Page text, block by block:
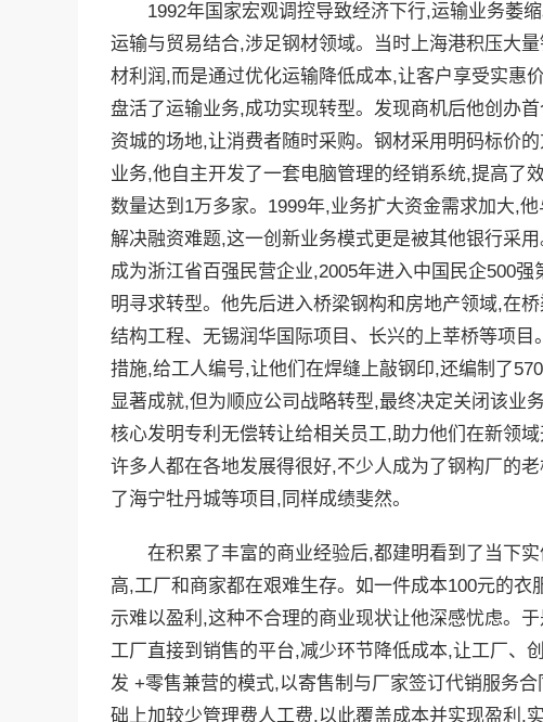
1992年国家宏观调控导致经济下行,运输业务萎
运输与贸易结合,涉足钢材领域。当时上海港积压大
材利润,而是通过优化运输降低成本,让客户享受实惠
盘活了运输业务,成功实现转型。发现商机后他创办
资城的场地,让消费者随时采购。钢材采用明码标价
业务,他自主开发了一套电脑管理的经销系统,提高了
数量达到1万多家。1999年,业务扩大资金需求加大,
解决融资难题,这一创新业务模式更是被其他银行采
成为浙江省百强民营企业,2005年进入中国民企500
明寻求转型。他先后进入桥梁钢构和房地产领域,在
结构工程、无锡润华国际项目、长兴的上莘桥等项
措施,给工人编号,让他们在焊缝上敲钢印,还编制了
显著成就,但为顺应公司战略转型,最终决定关闭该业
核心发明专利无偿转让给相关员工,助力他们在新领
许多人都在各地发展得很好,不少人成为了钢构厂的
了海宁牡丹城等项目,同样成绩斐然。
在积累了丰富的商业经验后,都建明看到了当下
高,工厂和商家都在艰难生存。如一件成本100元的
示难以盈利,这种不合理的商业现状让他深感忧虑。
工厂直接到销售的平台,减少环节降低成本,让工厂、
发 +零售兼营的模式,以寄售制与厂家签订代销服务
础上加较少管理费人工费,以此覆盖成本并实现盈利,